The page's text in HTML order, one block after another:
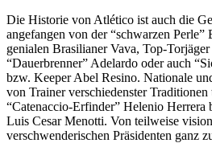
Die Historie von Atlético ist auch die
angefangen von der “schwarzen Perle”
genialen Brasilianer Vava, Top-
“Dauerbrenner” Adelardo oder auch
bzw. Keeper Abel Resino. Nationale
von Trainer verschiedenster
“Catenaccio-Erfinder” Helenio
Luis Cesar Menotti. Von teilweise
verschwenderischen Präsidenten ganz